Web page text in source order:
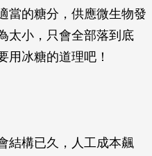
當的糖分，供應微生物發
太小，只會全部落到底
用冰糖的道理吧！
結構已久，人工成本飆